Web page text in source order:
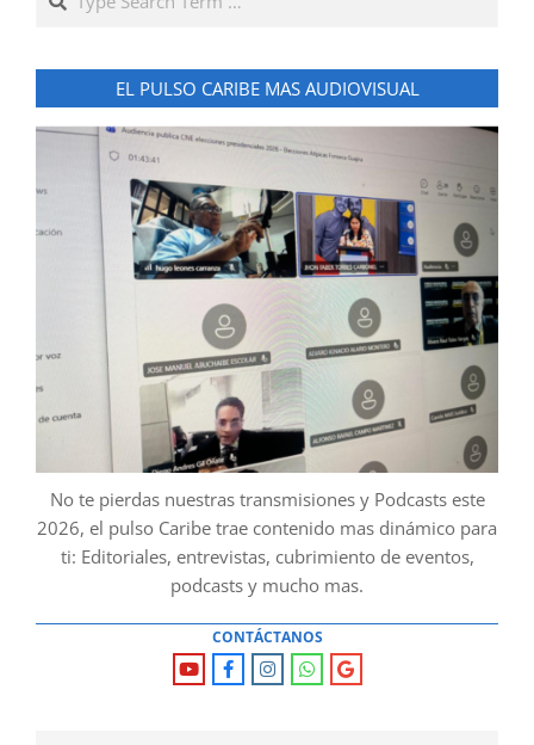
EL PULSO CARIBE MAS AUDIOVISUAL
No te pierdas nuestras transmisiones y Podcasts este
2026, el pulso Caribe trae contenido mas dinámico para
ti: Editoriales, entrevistas, cubrimiento de eventos,
podcasts y mucho mas.
CONTÁCTANOS